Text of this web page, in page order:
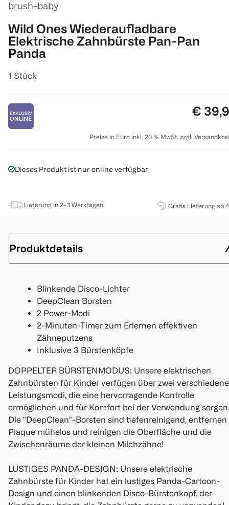
brush-baby
Wild Ones Wiederaufladbare
Elektrische Zahnbürste Pan-Pan
Panda
1 Stück
Preis:
€
Preise in Euro inkl. 20 % MwSt. zzgl.
Dieses Produkt ist nur online verfügbar
Lieferung in 2-3 Werktagen Gratis Lieferung ab
Produktdetails
Blinkende Disco-Lichter
DeepClean Borsten
2 Power-Modi
2-Minuten-Timer zum Erlernen effektiven
Zähneputzens
Inklusive 3 Bürstenköpfe
DOPPELTER BÜRSTENMODUS: Unsere elektrischen
Zahnbürsten für Kinder verfügen über zwei verschiedene
Leistungsmodi, die eine hervorragende Kontrolle
ermöglichen und für Komfort bei der Verwendung sorgen.
Die "DeepClean"-Borsten sind tiefenreinigend, entfernen
Plaque mühelos und reinigen die Oberfläche und die
Zwischenräume der kleinen Milchzähne!
LUSTIGES PANDA-DESIGN: Unsere elektrische
Zahnbürste für Kinder hat ein lustiges Panda-Cartoon-
Design und einen blinkenden Disco-Bürstenkopf, der